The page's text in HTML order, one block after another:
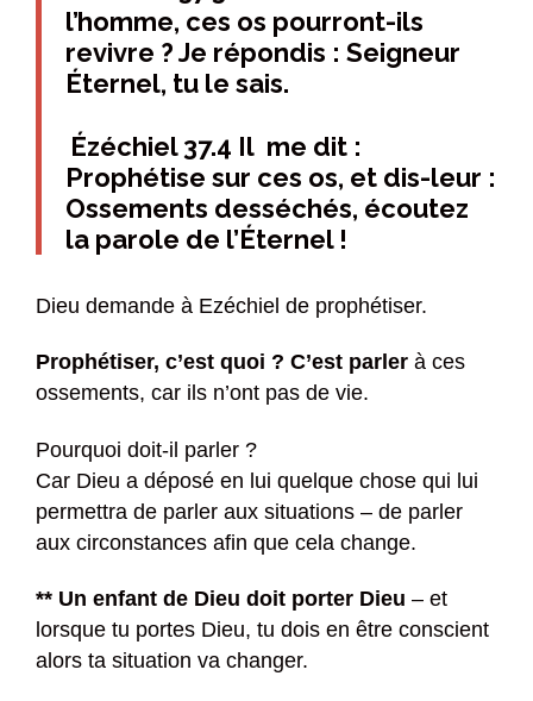
l’homme, ces os pourront-ils
revivre ? Je répondis : Seigneur
Éternel, tu le sais.
Ézéchiel 37.4 Il me dit :
Prophétise sur ces os, et dis-leur :
Ossements desséchés, écoutez
la parole de l’Éternel !
Dieu demande à Ezéchiel de prophétiser.
Prophétiser, c’est quoi ? C’est parler à ces
ossements, car ils n’ont pas de vie.
Pourquoi doit-il parler ?
Car Dieu a déposé en lui quelque chose qui lui
permettra de parler aux situations – de parler
aux circonstances afin que cela change.
** Un enfant de Dieu doit porter Dieu – et
lorsque tu portes Dieu, tu dois en être conscient
alors ta situation va changer.